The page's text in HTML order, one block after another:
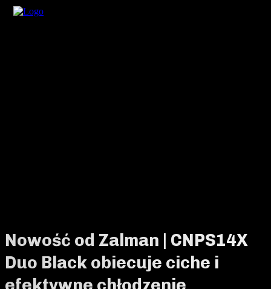
Nowość od Zalman | CNPS14X
Duo Black obiecuje ciche i